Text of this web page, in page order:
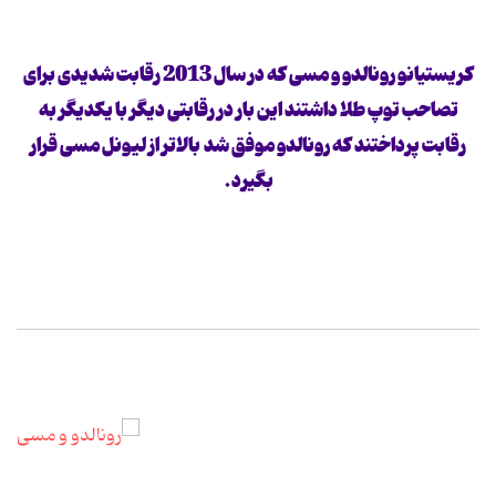
کریستیانو رونالدو و مسی که در سال 2013 رقابت شدیدی برای
تصاحب توپ طلا داشتند این بار در رقابتی دیگر با یکدیگر به
رقابت پرداختند که رونالدو موفق شد بالاتر از لیونل مسی قرار
بگیرد.